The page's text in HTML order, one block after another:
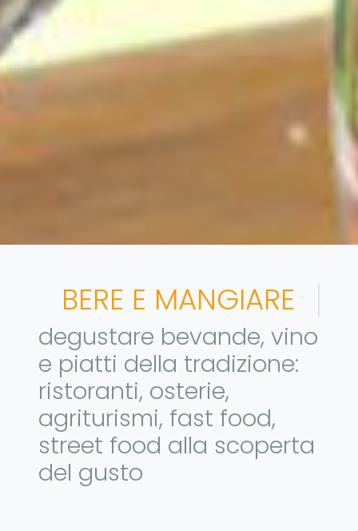
BERE E MANGIARE
degustare bevande, vino
e piatti della tradizione:
ristoranti, osterie,
agriturismi, fast food,
street food alla scoperta
del gusto